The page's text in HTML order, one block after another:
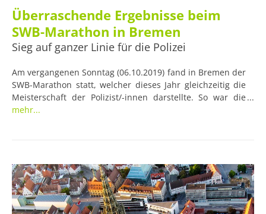
Überraschende Ergebnisse beim
SWB-Marathon in Bremen
Sieg auf ganzer Linie für die Polizei
Am vergangenen Sonntag (06.10.2019) fand in Bremen der
SWB-Marathon statt, welcher dieses Jahr gleichzeitig die
Meisterschaft der Polizist/-innen darstellte. So war die
siegreiche Spitze letztendlich auch klar durch die
mehr...